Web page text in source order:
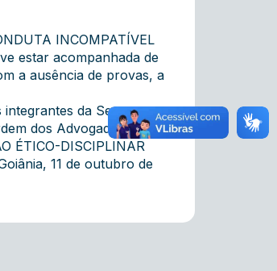
INCOMPATÍVEL
estar acompanhada de
a ausência de provas, a
integrantes da Sexta
dos Advogados do
ÉTICO-DISCIPLINAR
11 de outubro de